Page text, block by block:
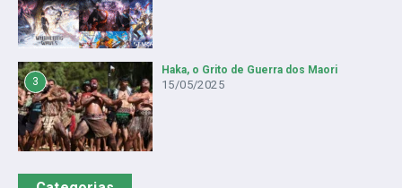
3
Haka, o Grito de Guerra dos Maori
15/05/2025